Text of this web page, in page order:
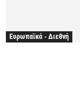
Ευρωπαϊκά - Διεθνή